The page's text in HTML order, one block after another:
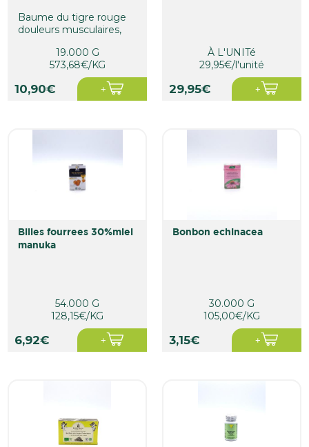
Baume du tigre rouge
douleurs musculaires,
musculaires19.000 G
573,68€/KG
10,90€
À L'UNITé
29,95€/l'unité
29,95€
billes fourrees 30%miel
manuka
54.000 G
128,15€/KG
6,92€
bonbon echinacea
30.000 G
105,00€/KG
3,15€